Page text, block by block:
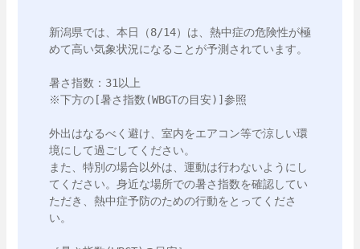
新潟県では、本日（8/14）は、熱中症の危険性が極
めて高い気象状況になることが予測されています。
暑さ指数：31以上
※下方の[暑さ指数(WBGTの目安)]参照
外出はなるべく避け、室内をエアコン等で涼しい環
境にして過ごしてください。
また、特別の場合以外は、運動は行わないようにし
てください。身近な場所での暑さ指数を確認してい
ただき、熱中症予防のための行動をとってくださ
い。